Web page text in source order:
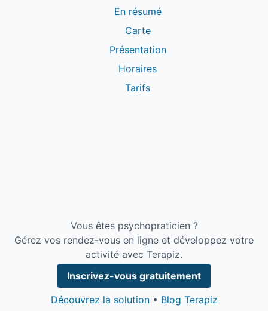
En résumé
Carte
Présentation
Horaires
Tarifs
Vous êtes psychopraticien ?
Gérez vos rendez-vous en ligne et développez votre
activité avec Terapiz.
Inscrivez-vous gratuitement
Découvrez la solution• Blog Terapiz